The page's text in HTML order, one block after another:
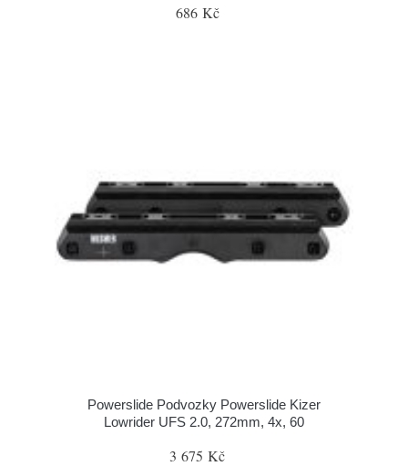
686 Kč
Powerslide Podvozky Powerslide Kizer
Lowrider UFS 2.0, 272mm, 4x, 60
3 675 Kč